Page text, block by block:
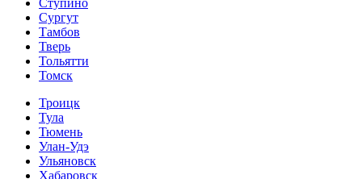
Сургут
Тамбов
Тверь
Тольятти
Томск
Троицк
Тула
Тюмень
Улан-Удэ
Ульяновск
Хабаровск